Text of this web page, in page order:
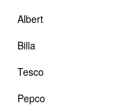
Albert
Billa
Tesco
Pepco